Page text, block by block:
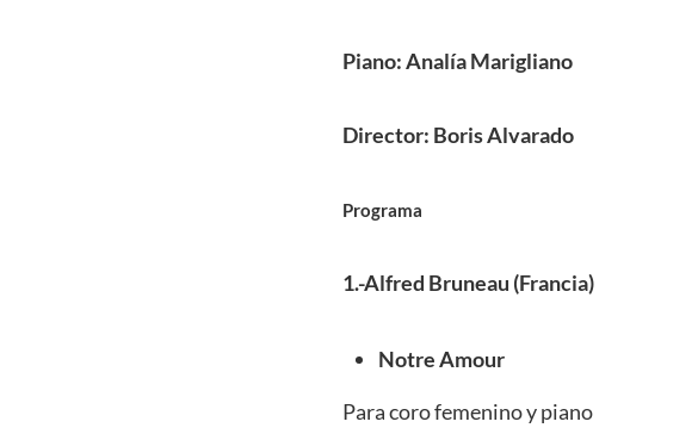
Piano: Analía Marigliano
Director: Boris Alvarado
Programa
1.-Alfred Bruneau (Francia)
Notre Amour
Para coro femenino y piano